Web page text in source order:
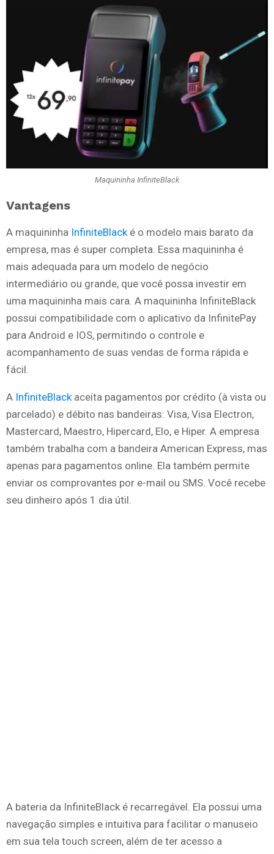
Maquininha InfiniteBlack
Vantagens
A maquininha InfiniteBlacké o modelo mais barato da
empresa, mas é super completa. Essa maquininha é
mais adequada para um modelo de negócio
intermediário ou grande, que você possa investir em
uma maquininha mais cara. A maquininha InfiniteBlack
possui compatibilidade com o aplicativo da InfinitePay
para Android e IOS, permitindo o controle e
acompanhamento de suas vendas de forma rápida e
fácil.
A InfiniteBlackaceita pagamentos por crédito (à vista ou
parcelado) e débito nas bandeiras: Visa, Visa Electron,
Mastercard, Maestro, Hipercard, Elo, e Hiper. A empresa
também trabalha com a bandeira American Express, mas
apenas para pagamentos online. Ela também permite
enviar os comprovantes por e-mail ou SMS. Você recebe
seu dinheiro após 1 dia útil.
A bateria da InfiniteBlack é recarregável. Ela possui uma
navegação simples e intuitiva para facilitar o manuseio
em sua tela touch screen, além de ter acesso a